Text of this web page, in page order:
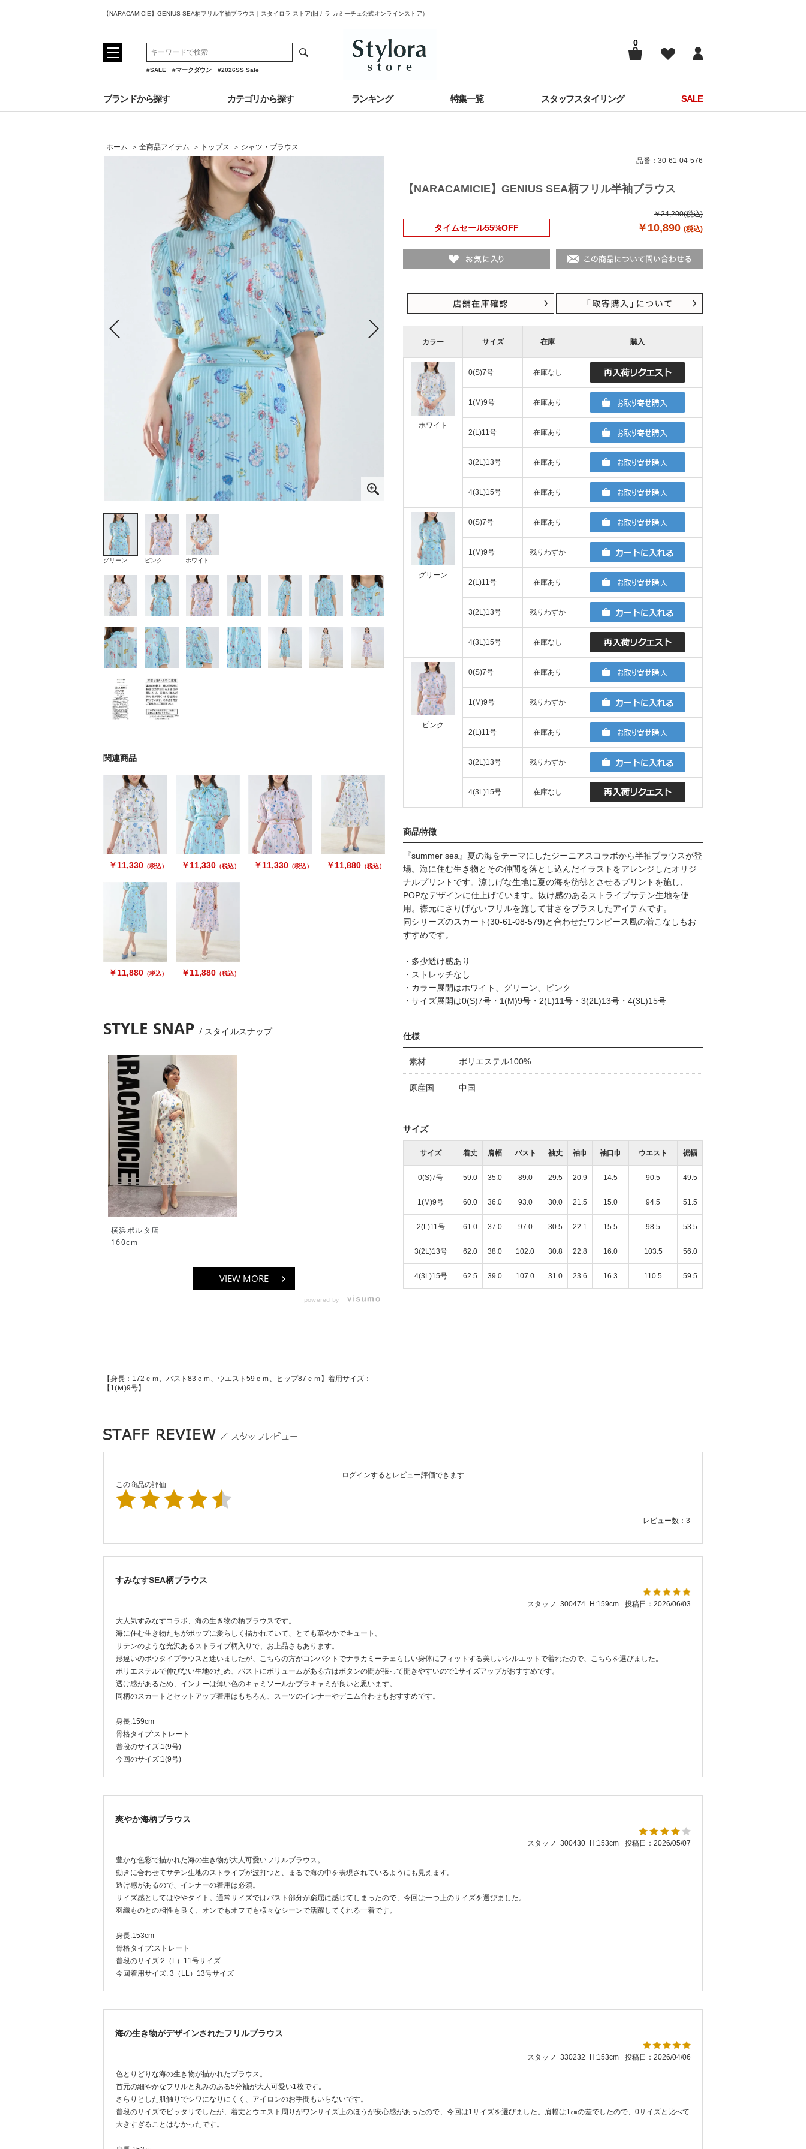
【NARACAMICIE】GENIUS SEA柄フリル半袖ブラウス｜スタイロラ ストア(旧ナラ カミーチェ公式オンラインストア）
#SALE #マークダウン #2026SS Sale
0
ブランドから探す カテゴリから探す ランキング 特集一覧 スタッフスタイリング SALE
ホーム > 全商品アイテム > トップス > シャツ・ブラウス
グリーン ピンク ホワイト
関連商品
￥11,330 （税込） ￥11,330 （税込） ￥11,330 （税込） ￥11,880 （税込）
￥11,880 （税込） ￥11,880 （税込）
STYLE SNAP スタイルスナップ
横浜ポルタ店
160cm
VIEW MORE
powered by
【身長：172ｃｍ、バスト83ｃｍ、ウエスト59ｃｍ、ヒップ87ｃｍ】着用サイズ：
【1(Ｍ)9号】
品番：30-61-04-576
【NARACAMICIE】GENIUS SEA柄フリル半袖ブラウス
￥24,200(税込)
タイムセール55%OFF ￥10,890 (税込)
カラー サイズ 在庫 購入
ホワイト
0(S)7号 在庫なし
1(M)9号 在庫あり
2(L)11号 在庫あり
3(2L)13号 在庫あり
4(3L)15号 在庫あり
グリーン
0(S)7号 在庫あり
1(M)9号 残りわずか
2(L)11号 在庫あり
3(2L)13号 残りわずか
4(3L)15号 在庫なし
ピンク
0(S)7号 在庫あり
1(M)9号 残りわずか
2(L)11号 在庫あり
3(2L)13号 残りわずか
4(3L)15号 在庫なし
商品特徴
『summer sea』夏の海をテーマにしたジーニアスコラボから半袖ブラウスが登
場。海に住む生き物とその仲間を落とし込んだイラストをアレンジしたオリジ
ナルプリントです。涼しげな生地に夏の海を彷彿とさせるプリントを施し、
POPなデザインに仕上げています。抜け感のあるストライプサテン生地を使
用。襟元にさりげないフリルを施して甘さをプラスしたアイテムです。
同シリーズのスカート(30-61-08-579)と合わせたワンピース風の着こなしもお
すすめです。
・多少透け感あり
・ストレッチなし
・カラー展開はホワイト、グリーン、ピンク
・サイズ展開は0(S)7号・1(M)9号・2(L)11号・3(2L)13号・4(3L)15号
仕様
素材 ポリエステル100%
原産国 中国
サイズ
サイズ 着丈 肩幅 バスト 袖丈 袖巾 袖口巾 ウエスト 裾幅
0(S)7号 59.0 35.0 89.0 29.5 20.9 14.5 90.5 49.5
1(M)9号 60.0 36.0 93.0 30.0 21.5 15.0 94.5 51.5
2(L)11号 61.0 37.0 97.0 30.5 22.1 15.5 98.5 53.5
3(2L)13号 62.0 38.0 102.0 30.8 22.8 16.0 103.5 56.0
4(3L)15号 62.5 39.0 107.0 31.0 23.6 16.3 110.5 59.5
ログインするとレビュー評価できます
この商品の評価
レビュー数：3
すみなすSEA柄ブラウス
スタッフ_300474_H:159cm
投稿日：2026/06/03
大人気すみなすコラボ、海の生き物の柄ブラウスです。
海に住む生き物たちがポップに愛らしく描かれていて、とても華やかでキュート。
サテンのような光沢あるストライプ柄入りで、お上品さもあります。
形違いのボウタイブラウスと迷いましたが、こちらの方がコンパクトでナラカミーチェらしい身体にフィットする美しいシルエットで着れたので、こちらを選びました。
ポリエステルで伸びない生地のため、バストにボリュームがある方はボタンの間が張って開きやすいので1サイズアップがおすすめです。
透け感があるため、インナーは薄い色のキャミソールかブラキャミが良いと思います。
同柄のスカートとセットアップ着用はもちろん、スーツのインナーやデニム合わせもおすすめです。
身長:159cm
骨格タイプ:ストレート
普段のサイズ:1(9号)
今回のサイズ:1(9号)
爽やか海柄ブラウス
スタッフ_300430_H:153cm
投稿日：2026/05/07
豊かな色彩で描かれた海の生き物が大人可愛いフリルブラウス。
動きに合わせてサテン生地のストライプが波打つと、まるで海の中を表現されているようにも見えます。
透け感があるので、インナーの着用は必須。
サイズ感としてはややタイト。通常サイズではバスト部分が窮屈に感じてしまったので、今回は一つ上のサイズを選びました。
羽織ものとの相性も良く、オンでもオフでも様々なシーンで活躍してくれる一着です。
身長:153cm
骨格タイプ:ストレート
普段のサイズ:2（L）11号サイズ
今回着用サイズ: 3（LL）13号サイズ
海の生き物がデザインされたフリルブラウス
スタッフ_330232_H:153cm
投稿日：2026/04/06
色とりどりな海の生き物が描かれたブラウス。
首元の細やかなフリルと丸みのある5分袖が大人可愛い1枚です。
さらりとした肌触りでシワになりにくく、アイロンのお手間もいらないです。
普段のサイズでピッタリでしたが、着丈とウエスト周りがワンサイズ上のほうが安心感があったので、今回は1サイズを選びました。肩幅は1㎝の差でしたので、0サイズと比べて
大きすぎることはなかったです。